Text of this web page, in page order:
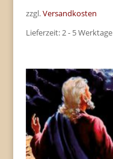
zzgl.Versandkosten
Lieferzeit:2 - 5 Werktage